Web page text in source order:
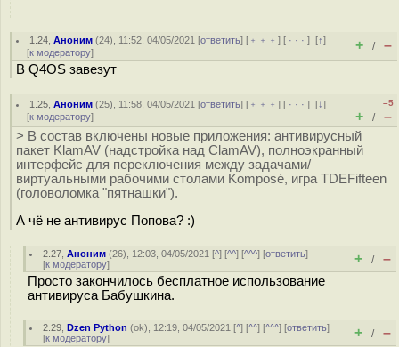
1.24 ,Аноним (24), 11:52, 04/05/2021 [ответить] [ ﹢﹢﹢] [ · · ·][↑]
[к модератору] + / –
В Q4OS завезут
1.25 ,Аноним (25), 11:58, 04/05/2021 [ответить] [ ﹢﹢﹢] [ · · ·][↓]
[к модератору]
–5
+ / –
> В состав включены новые приложения: антивирусный
пакет KlamAV (надстройка над ClamAV), полноэкранный
интерфейс для переключения между задачами/
виртуальными рабочими столами Komposé, игра TDEFifteen
(головоломка "пятнашки").
А чё не антивирус Попова? :)
2.27 ,Аноним (26), 12:03, 04/05/2021 [^] [^^] [^^^] [ответить]
[к модератору] + / –
Просто закончилось бесплатное использование
антивируса Бабушкина.
2.29 ,Dzen Python (ok), 12:19, 04/05/2021 [^] [^^] [^^^] [ответить]
[к модератору] + / –